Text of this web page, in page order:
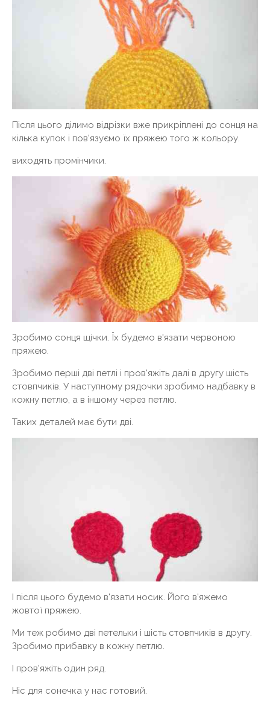
Після цього ділимо відрізки вже прикріплені до сонця на
кілька купок і пов'язуємо їх пряжею того ж кольору.
виходять промінчики.
Зробимо сонця щічки. Їх будемо в'язати червоною
пряжею.
Зробимо перші дві петлі і пров'яжіть далі в другу шість
стовпчиків. У наступному рядочки зробимо надбавку в
кожну петлю, а в іншому через петлю.
Таких деталей має бути дві.
І після цього будемо в'язати носик. Його в'яжемо
жовтої пряжею.
Ми теж робимо дві петельки і шість стовпчиків в другу.
Зробимо прибавку в кожну петлю.
І пров'яжіть один ряд.
Ніс для сонечка у нас готовий.